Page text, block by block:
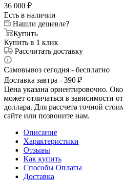
36 000 ₽
Есть в наличии
Нашли дешевле?
Купить
Купить в 1 клик
Рассчитать доставку
Самовывоз сегодня - бесплатно
Доставка завтра - 390 ₽
Цена указана ориентировочно.
может отличаться в зависимости
доллара. Для рассчета точной
сайте или позвоните нам.
Описание
Характеристики
Отзывы
Как купить
Способы Оплаты
Доставка